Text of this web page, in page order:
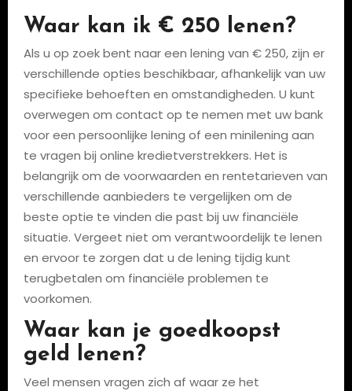
Waar kan ik € 250 lenen?
Als u op zoek bent naar een lening van € 250, zijn er
verschillende opties beschikbaar, afhankelijk van uw
specifieke behoeften en omstandigheden. U kunt
overwegen om contact op te nemen met uw bank
voor een persoonlijke lening of een minilening aan
te vragen bij online kredietverstrekkers. Het is
belangrijk om de voorwaarden en rentetarieven van
verschillende aanbieders te vergelijken om de
beste optie te vinden die past bij uw financiële
situatie. Vergeet niet om verantwoordelijk te lenen
en ervoor te zorgen dat u de lening tijdig kunt
terugbetalen om financiële problemen te
voorkomen.
Waar kan je goedkoopst
geld lenen?
Veel mensen vragen zich af waar ze het